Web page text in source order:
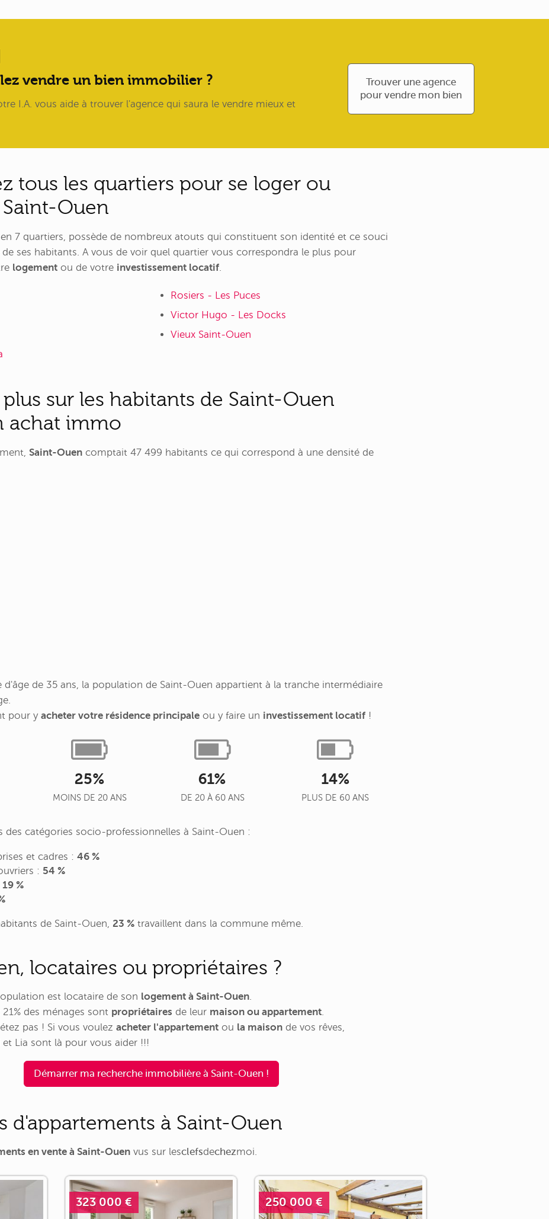
vendre un bien immobilier ?
I.A. vous aide à trouver l'agence qui saura le vendre mieux et
Trouver une agence
pour vendre mon bien
tous les quartiers pour se loger ou
Ouen
7 quartiers, possède de nombreux atouts qui constituent son identité et ce souci
ses habitants. A vous de voir quel quartier vous correspondra le plus pour
logement ou de votre investissement locatif.
Rosiers - Les Puces
Victor Hugo - Les Docks
Vieux Saint-Ouen
sur les habitants de Saint-Ouen
achat immo
Saint-Ouen comptait 47 499 habitants ce qui correspond à une densité de
d'âge de 35 ans, la population de Saint-Ouen appartient à la tranche intermédiaire
pour y acheter votre résidence principale ou y faire un investissement locatif !
25%
MOINS DE 20 ANS
61%
DE 20 À 60 ANS
14%
PLUS DE 60 ANS
des catégories socio-professionnelles à Saint-Ouen :
et cadres : 46 %
: 54 %
19 %
de Saint-Ouen, 23 % travaillent dans la commune même.
locataires ou propriétaires ?
est locataire de son logement à Saint-Ouen.
des ménages sont propriétaires de leur maison ou appartement.
pas ! Si vous voulez acheter l'appartement ou la maison de vos rêves,
et Lia sont là pour vous aider !!!
Démarrer ma recherche immobilière à Saint-Ouen !
d'appartements à Saint-Ouen
en vente à Saint-Ouen vus sur lesclefsdechezmoi.
323 000 € 250 000 €